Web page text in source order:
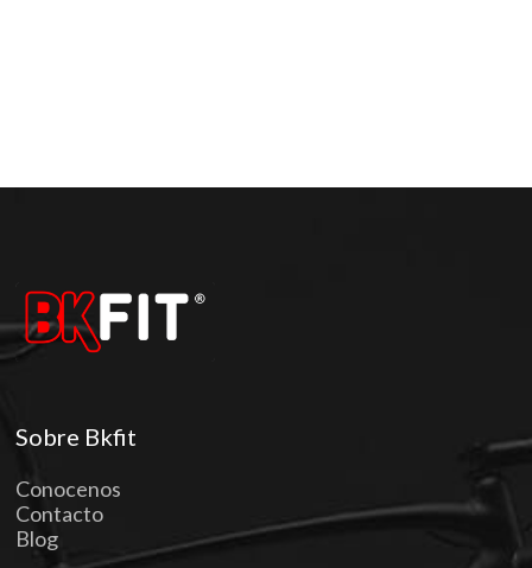
Sobre Bkfit
Conocenos
Contacto
Blog